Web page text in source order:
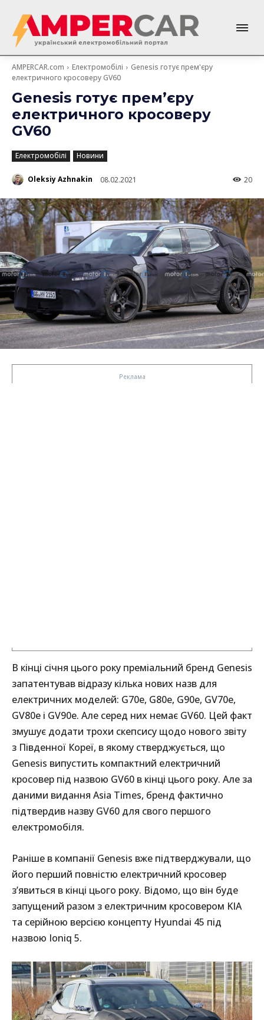
AMPERCAR.com Електромобілі
Genesis готує прем'єру
електричного кросоверу GV60
Genesis готує прем’єру
електричного кросоверу
GV60
Електромобілі Новини
Oleksiy Azhnakin 08.02.2021 20
В кінці січня цього року преміальний бренд Genesis
запатентував відразу кілька нових назв для
електричних моделей: G70e, G80e, G90e, GV70e,
GV80e і GV90e. Але серед них немає GV60. Цей факт
змушує додати трохи скепсису щодо нового звіту
з Південної Кореї, в якому стверджується, що
Genesis випустить компактний електричний
кросовер під назвою GV60 в кінці цього року. Але за
даними видання Asia Times, бренд фактично
підтвердив назву GV60 для свого першого
електромобіля.
Раніше в компанії Genesis вже підтверджували, що
його перший повністю електричний кросовер
з’явиться в кінці цього року. Відомо, що він буде
запущений разом з електричним кросовером KIA
та серійною версією концепту Hyundai 45 під
назвою Ioniq 5.